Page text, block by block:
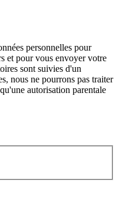
personnelles pour
et pour vous envoyer votre
sont suivies d'un
nous ne pourrons pas traiter
autorisation parentale